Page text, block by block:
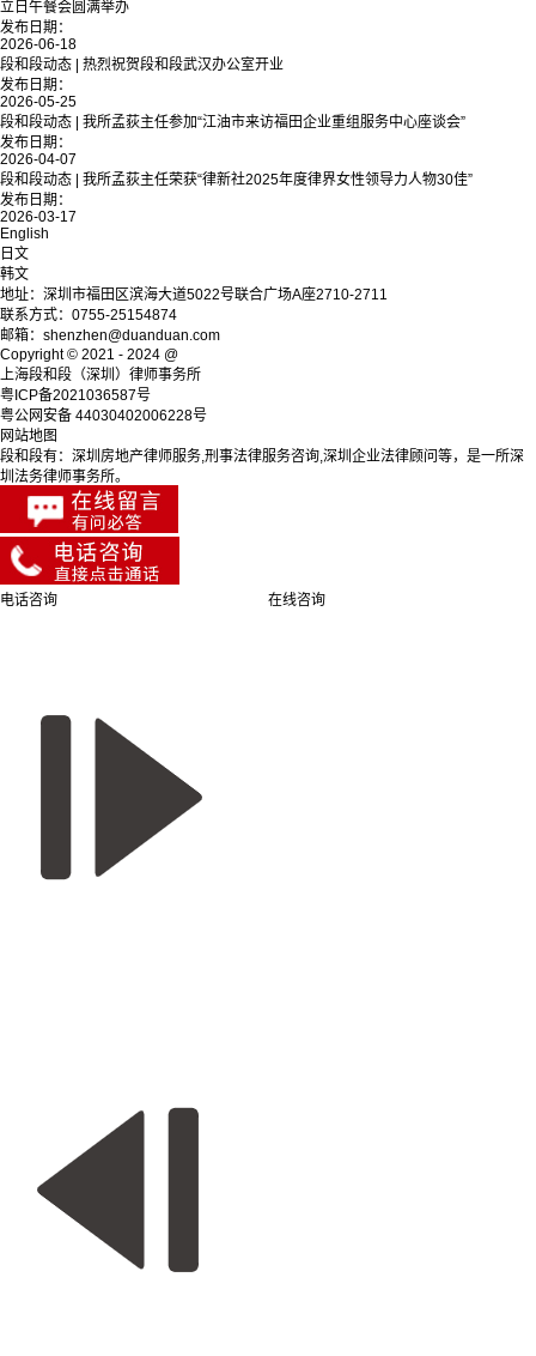
立日午餐会圆满举办
发布日期：
2026-06-18
段和段动态 | 热烈祝贺段和段武汉办公室开业
发布日期：
2026-05-25
段和段动态 | 我所孟荻主任参加“江油市来访福田企业重组服务中心座谈会”
发布日期：
2026-04-07
段和段动态 | 我所孟荻主任荣获“律新社2025年度律界女性领导力人物30佳”
发布日期：
2026-03-17
English
日文
韩文
地址：深圳市福田区滨海大道5022号联合广场A座2710-2711
联系方式：0755-25154874
邮箱：shenzhen@duanduan.com
Copyright © 2021 - 2024 @
上海段和段（深圳）律师事务所
粤ICP备2021036587号
粤公网安备 44030402006228号
网站地图
段和段有：深圳房地产律师服务,刑事法律服务咨询,深圳企业法律顾问等，是一所深
圳法务律师事务所。
电话咨询 在线咨询